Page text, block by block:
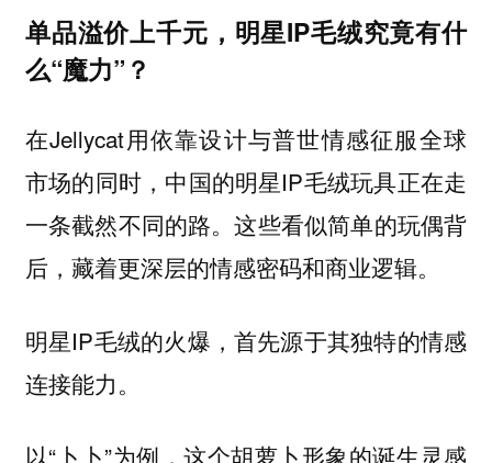
单品溢价上千元，明星IP毛绒究竟有什
么“魔力”？
在Jellycat用依靠设计与普世情感征服全球
市场的同时，中国的明星IP毛绒玩具正在走
一条截然不同的路。这些看似简单的玩偶背
后，藏着更深层的情感密码和商业逻辑。
明星IP毛绒的火爆，首先源于其独特的情感
连接能力。
以“卜卜”为例，这个胡萝卜形象的诞生灵感